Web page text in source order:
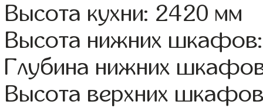
Высота кухни: 2420 мм
Высота нижних
Глубина нижних
Высота верхних